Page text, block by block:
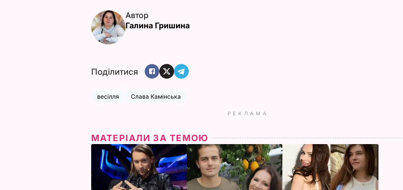
Автор
Галина Гришина
Поділитися
весілля Слава Камінська
РЕКЛАМА
МАТЕРІАЛИ ЗА ТЕМОЮ